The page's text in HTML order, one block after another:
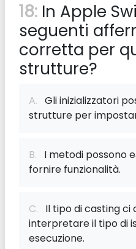
18: In Apple
seguenti
corretta per
strutture?
A. Gli inizializzatori
strutture per
B. I metodi possono
fornire funzionalità.
C. Il tipo di casting ci
interpretare il tipo di
esecuzione.